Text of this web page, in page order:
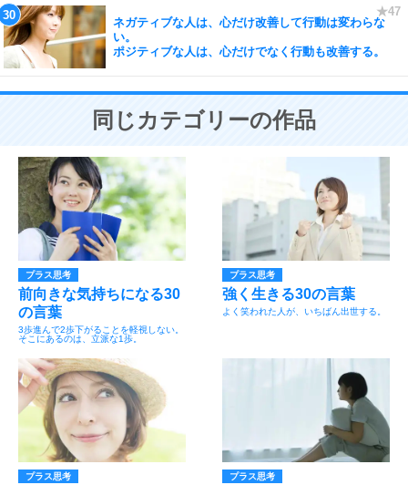
ネガティブな人は、心だけ改善して行動は変わらな
い。
ポジティブな人は、心だけでなく行動も改善する。
同じカテゴリーの作品
プラス思考
前向きな気持ちになる30
の言葉
3歩進んで2歩下がることを軽視しない。
そこにあるのは、立派な1歩。
プラス思考
強く生きる30の言葉
よく笑われた人が、いちばん出世する。
プラス思考 プラス思考